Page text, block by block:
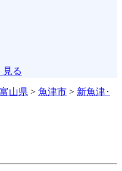
見る
富山県 > 魚津市 > 新魚津･